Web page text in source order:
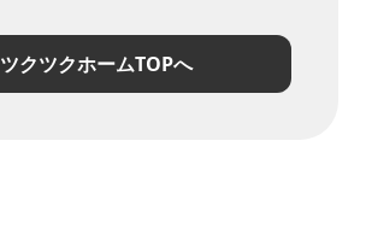
ツクツクホームTOPへ